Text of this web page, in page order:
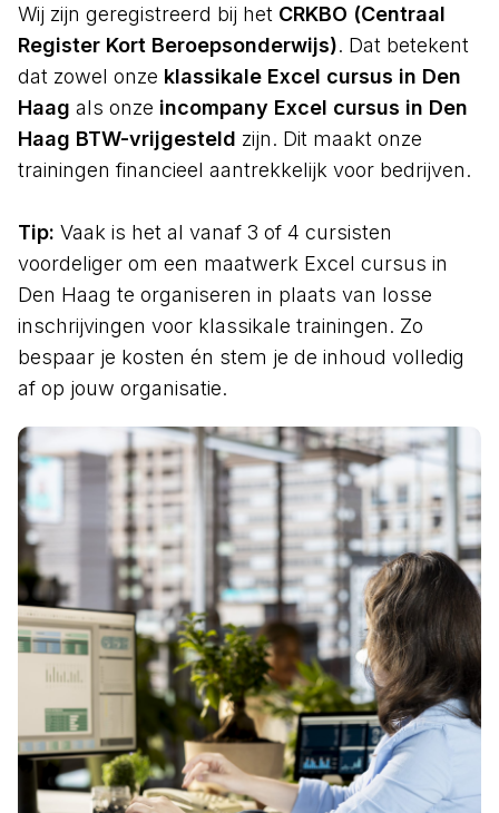
Wij zijn geregistreerd bij het CRKBO (Centraal
Register Kort Beroepsonderwijs). Dat betekent
dat zowel onze klassikale Excel cursus in Den
Haag als onze incompany Excel cursus in Den
Haag BTW-vrijgesteld zijn. Dit maakt onze
trainingen financieel aantrekkelijk voor bedrijven.
Tip: Vaak is het al vanaf 3 of 4 cursisten
voordeliger om een maatwerk Excel cursus in
Den Haag te organiseren in plaats van losse
inschrijvingen voor klassikale trainingen. Zo
bespaar je kosten én stem je de inhoud volledig
af op jouw organisatie.